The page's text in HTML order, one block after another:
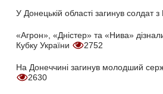
У Донецькій області загинув солдат
«Агрон», «Дністер» та «Нива»
Кубку України
2752
На Донеччині загинув молодший
2630